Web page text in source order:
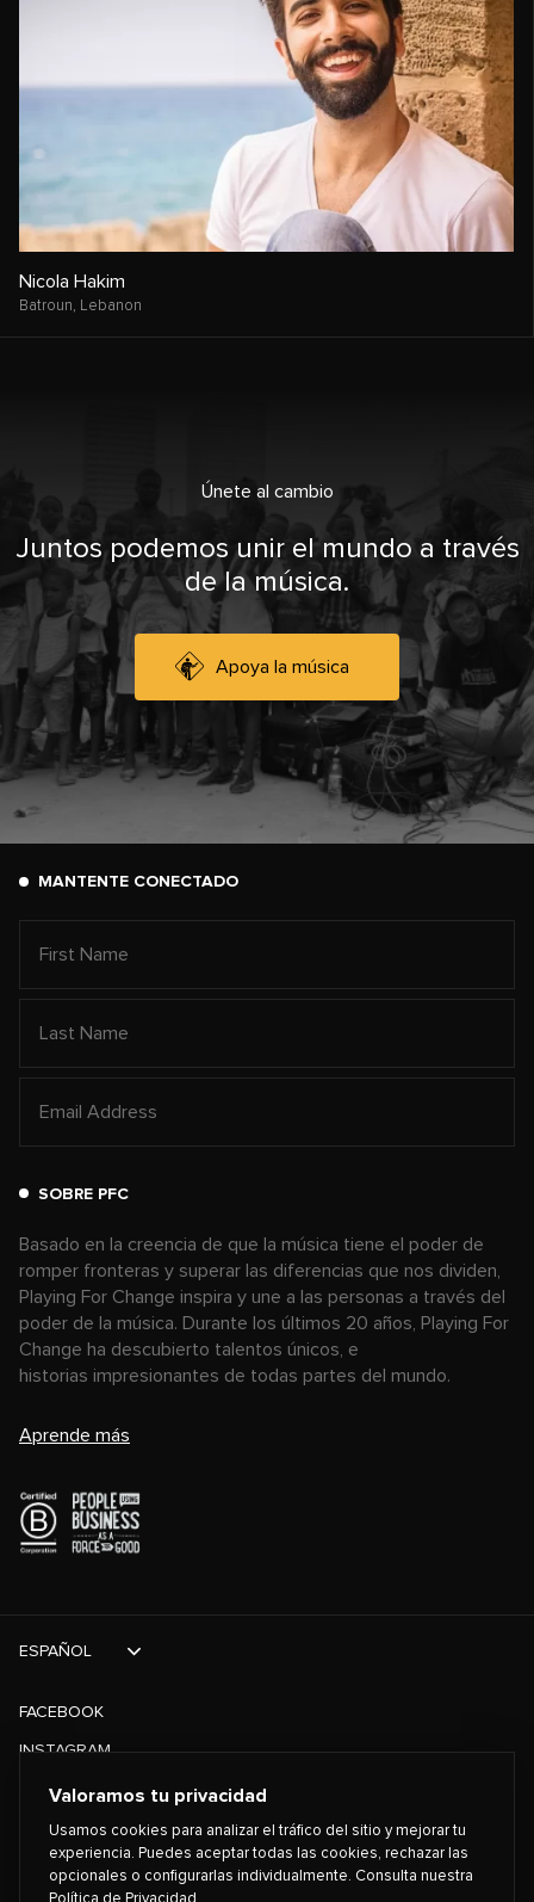
Nicola Hakim
Batroun, Lebanon
Únete al cambio
Juntos podemos unir el mundo a través
de la música.
Apoya la música
MANTENTE CONECTADO
SOBRE PFC
Basado en la creencia de que la música tiene el poder de
romper fronteras y superar las diferencias que nos dividen,
Playing For Change inspira y une a las personas a través del
poder de la música. Durante los últimos 20 años, Playing For
Change ha descubierto talentos únicos, e
historias impresionantes de todas partes del mundo.
Aprende más
©2026 PLAYING FOR CHANGE
FACEBOOK
INSTAGRAM
TIKTOK
TWITTER
ESPAÑOL
Valoramos tu privacidad
Usamos cookies para analizar el tráfico del sitio y mejorar tu
experiencia. Puedes aceptar todas las cookies, rechazar las
opcionales o configurarlas individualmente. Consulta nuestra